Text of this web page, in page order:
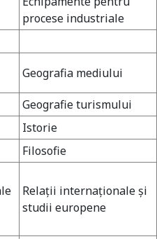
procese industriale
Geografia mediului
Geografie turismului
Istorie
Filosofie
Relaţii internaţionale şi
studii europene